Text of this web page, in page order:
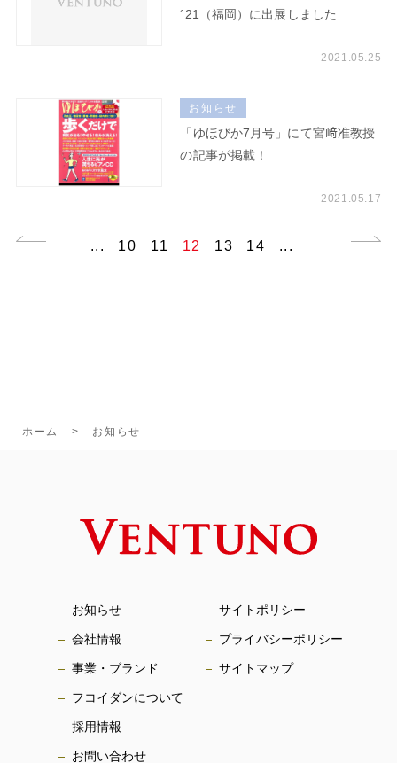
´21（福岡）に出展しました
2021.05.25
お知らせ
「ゆほびか7月号」にて宮﨑准教授
の記事が掲載！
2021.05.17
... 10 11 12 13 14 ...
ホーム お知らせ
お知らせ
会社情報
事業・ブランド
フコイダンについて
採用情報
お問い合わせ
サイトポリシー
プライバシーポリシー
サイトマップ